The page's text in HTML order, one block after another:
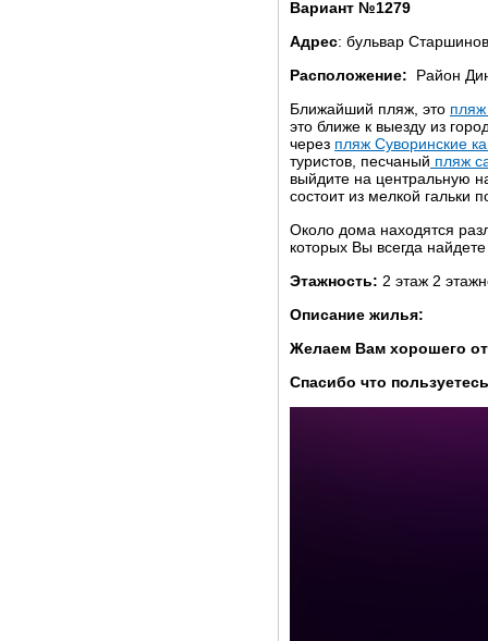
Вариант №1279
Адрес: бульвар
Расположение: Район
Ближайший пляж, это
это ближе к выезду из
через пляж Суворинские
туристов, песчаный пляж
выйдите на центральную
состоит из мелкой гальки
Около дома находятся
которых Вы всегда
Этажность: 2 этаж 2
Описание жилья:
Желаем Вам хорошего
Спасибо что